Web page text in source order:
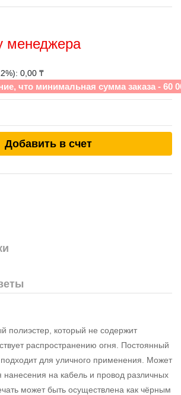
менеджера
0,00 ₸
что минимальная сумма заказа - 60
Добавить в счет
полиэстер, который не содержит
распространению огня. Постоянный
для уличного применения. Может
нанесения на кабель и провод различных
может быть осуществлена как чёрным